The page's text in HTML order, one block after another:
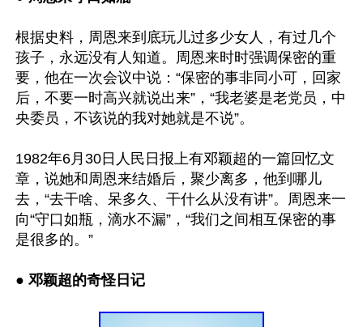
根据史料，周恩来到底玩儿过多少女人，有过几个
孩子，永远没有人知道。周恩来时时强调保密的重
要，他在一次会议中说：“保密的事非同小可，回家
后，不要一时高兴就说出来”，“我老婆是老党员，中
央委员，不该说的我对她就是不说”。
1982年6月30日人民日报上有邓颖超的一篇回忆文
章，说她和周恩来结婚后，聚少离多，他到哪儿
去，“去干啥、呆多久、干什么从没有讲”。周恩来一
向“守口如瓶，滴水不漏”，“我们之间相互保密的事
是很多的。”
● 邓颖超的奇怪日记